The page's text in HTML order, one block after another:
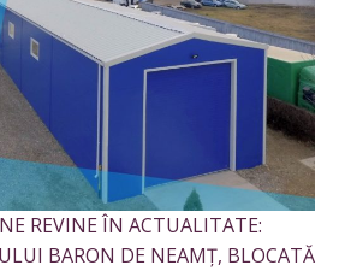
REVINE ÎN ACTUALITATE:
BARON DE NEAMȚ, BLOCATĂ